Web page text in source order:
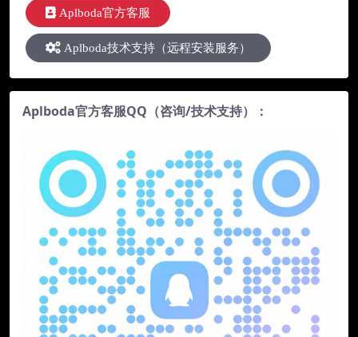
Aplboda官方客服
Aplboda技术支持（远程安装服务）
Aplboda官方客服QQ（咨询/技术支持）：